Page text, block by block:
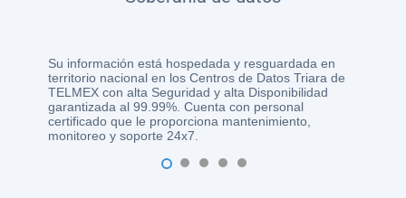
Su información está hospedada y resguardada en
territorio nacional en los Centros de Datos Triara de
TELMEX con alta Seguridad y alta Disponibilidad
garantizada al 99.99%. Cuenta con personal
certificado que le proporciona mantenimiento,
monitoreo y soporte 24x7.
1 2 3 4 5